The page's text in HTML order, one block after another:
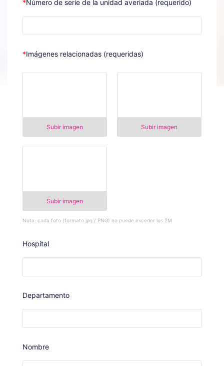
*Número de serie de la unidad averiada (requerido)
*Imágenes relacionadas (requeridas)
Subir imagen Subir imagen
Subir imagen
Nota: cada foto (formato jpg / PNG) no puede exceder los 2M
Hospital
Departamento
Nombre